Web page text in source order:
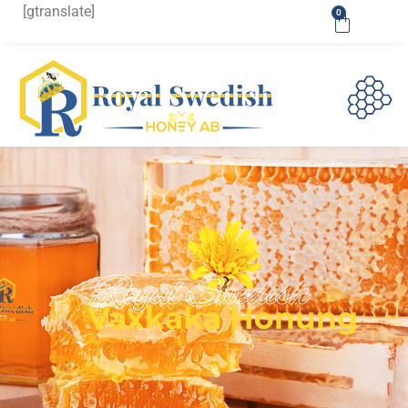
[gtranslate] 0
Royal Swedish
Vaxkaka Honung